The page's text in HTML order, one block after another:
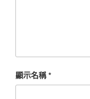
顯示名稱*